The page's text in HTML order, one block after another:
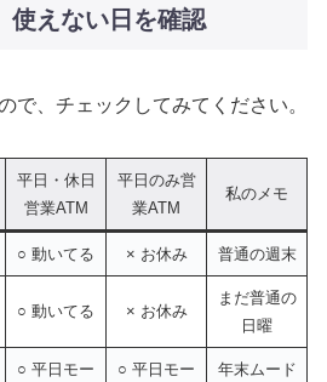
使えない日を確認
で、チェックしてみてください。
平日・休日
営業ATM
平日のみ営
業ATM
私のメモ
○ 動いてる × お休み 普通の週末
○ 動いてる × お休み
まだ普通の
日曜
○ 平日モー
○ 平日モー
年末ムード